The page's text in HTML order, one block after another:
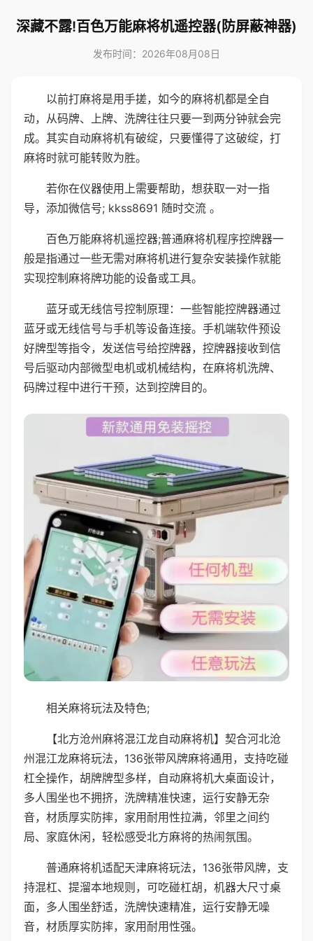
深藏不露!百色万能麻将机遥控器(防屏蔽神器)
发布时间：2026年08月08日
以前打麻将是用手搓，如今的麻将机都是全自
动，从码牌、上牌、洗牌往往只要一到两分钟就会完
成。其实自动麻将机有破绽，只要懂得了这破绽，打
麻将时就可能转败为胜。
若你在仪器使用上需要帮助，想获取一对一指
导，添加微信号; kkss8691 随时交流 。
百色万能麻将机遥控器;普通麻将机程序控牌器一
般是指通过一些无需对麻将机进行复杂安装操作就能
实现控制麻将牌功能的设备或工具。
蓝牙或无线信号控制原理：一些智能控牌器通过
蓝牙或无线信号与手机等设备连接。手机端软件预设
好牌型等指令，发送信号给控牌器，控牌器接收到信
号后驱动内部微型电机或机械结构，在麻将机洗牌、
码牌过程中进行干预，达到控牌目的。
相关麻将玩法及特色;
【北方沧州麻将混江龙自动麻将机】契合河北沧
州混江龙麻将玩法，136张带风牌麻将通用，支持吃碰
杠全操作，胡牌牌型多样，自动麻将机大桌面设计，
多人围坐也不拥挤，洗牌精准快速，运行安静无杂
音，材质厚实防摔，家用耐用性拉满，邻里之间约
局、家庭休闲，轻松感受北方麻将的热闹氛围。
普通麻将机适配天津麻将玩法，136张带风牌，支
持混杠、提溜本地规则，可吃碰杠胡，机器大尺寸桌
面，多人围坐舒适，洗牌快速精准，运行安静无噪
音，材质厚实防摔，家用耐用性强。